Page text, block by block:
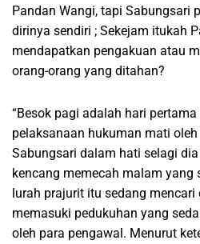
Pandan Wangi, tapi Sabungsari
dirinya sendiri ; Sekejam itukah
mendapatkan pengakuan atau
orang-orang yang ditahan?
“Besok pagi adalah hari
pelaksanaan hukuman mati
Sabungsari dalam hati selagi
kencang memecah malam yang
lurah prajurit itu sedang
memasuki pedukuhan yang
oleh para pengawal. Menurut